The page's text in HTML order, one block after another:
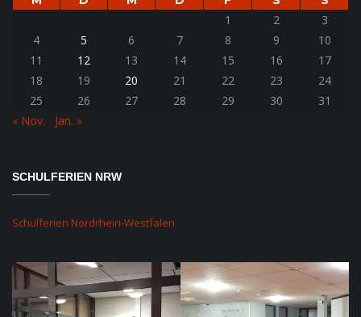
1 2
3
4
5 6 7 8 9
10
11
12 13 14 15 16
17
18
19 20 21 22 23
24
25
26 27 28 29 30
31
« Nov.
Jan. »
SCHULFERIEN NRW
Schulferien Nordrhein-Westfalen